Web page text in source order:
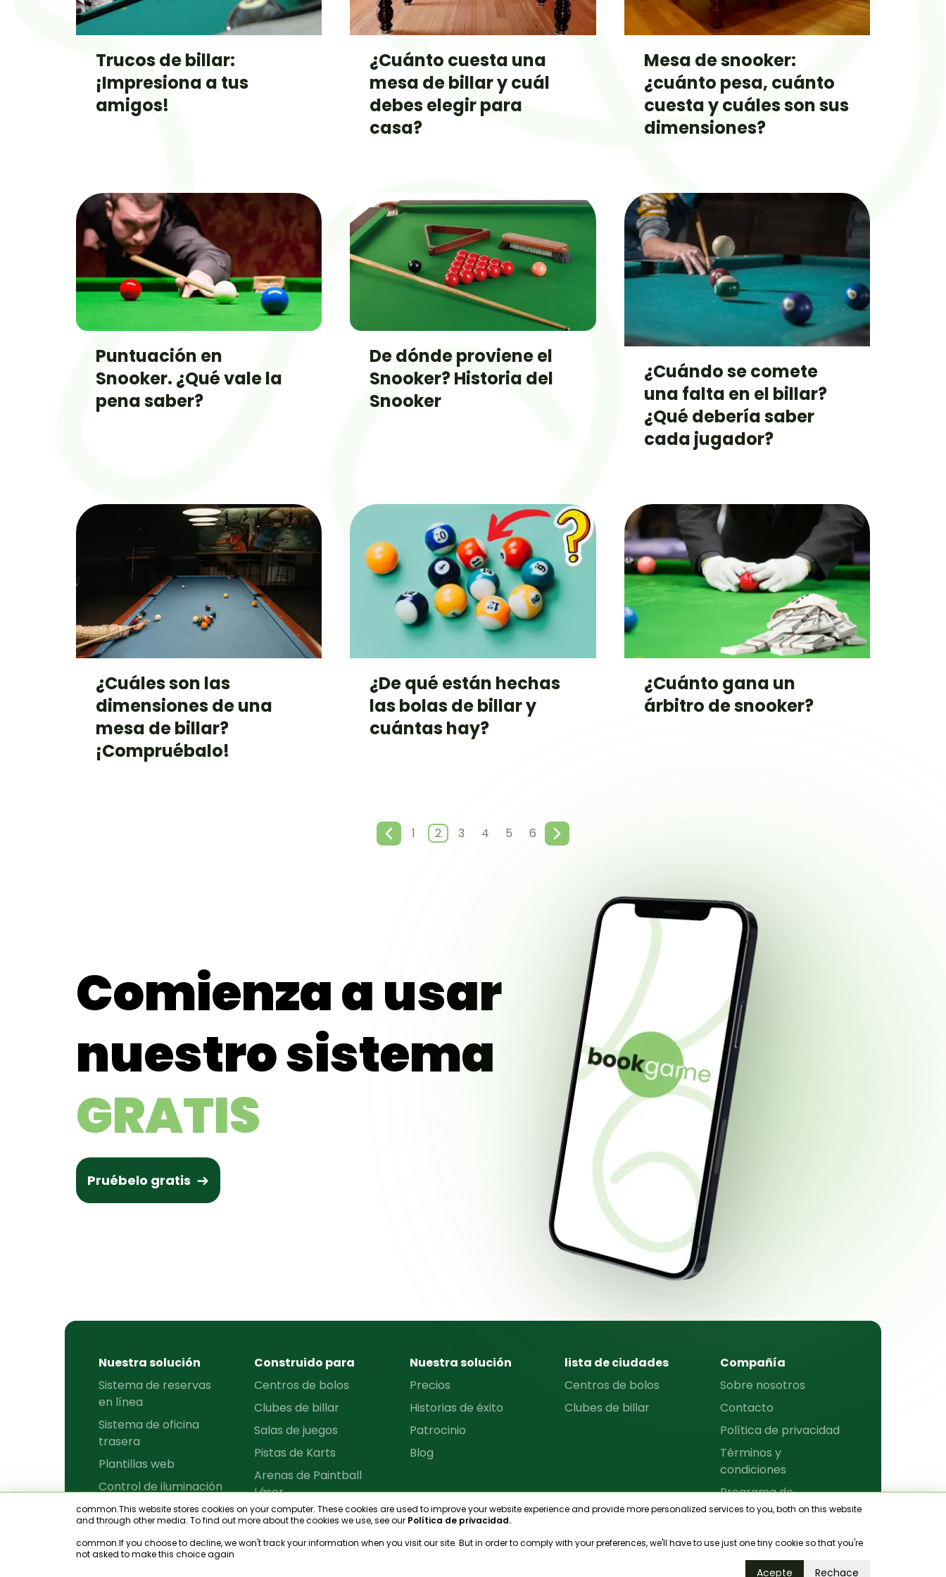
Trucos de billar:
¡Impresiona a tus
amigos!
¿Cuánto cuesta una
mesa de billar y cuál
debes elegir para
casa?
Mesa de snooker:
¿cuánto pesa, cuánto
cuesta y cuáles son sus
dimensiones?
Puntuación en
Snooker. ¿Qué vale la
pena saber?
De dónde proviene el
Snooker? Historia del
Snooker
¿Cuándo se comete
una falta en el billar?
¿Qué debería saber
cada jugador?
¿Cuáles son las
dimensiones de una
mesa de billar?
¡Compruébalo!
¿De qué están hechas
las bolas de billar y
cuántas hay?
¿Cuánto gana un
árbitro de snooker?
1 2 3 4 5 6
Comienza a usar
nuestro sistema
GRATIS
Pruébelo gratis
common.This website stores cookies on your computer. These cookies are used to improve your website experience and provide more personalized services to you, both on this website
and through other media. To find out more about the cookies we use, see our Política de privacidad.
common.If you choose to decline, we won't track your information when you visit our site. But in order to comply with your preferences, we'll have to use just one tiny cookie so that you're
not asked to make this choice again
Acepte Rechace
Nuestra solución
Sistema de reservas
en línea
Sistema de oficina
trasera
Plantillas web
Control de iluminación
clubes
Construido para
Centros de bolos
Clubes de billar
Salas de juegos
Pistas de Karts
Arenas de Paintball
Láser
Arenas de Axtwerfen
Pistas de Tenis
Nuestra solución
Precios
Historias de éxito
Patrocinio
Blog
lista de ciudades
Centros de bolos
Clubes de billar
Compañía
Sobre nosotros
Contacto
Política de privacidad
Términos y
condiciones
Programa de
revendedores